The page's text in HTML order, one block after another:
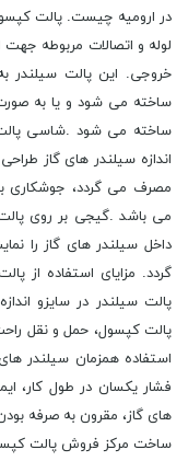
در ارومیه چیست. پالت
لوله و اتصالات مربوطه جهت
خروجی. این پالت سیلندر
ساخته می شود و یا به
ساخته می شود .شاسی پالت
اندازه سیلندر های گاز
مصرف می گردد، جوشکاری
می باشد .گیجی بر روی پالت
داخل سیلندر های گاز را
گردد. مزایای استفاده از
پالت سیلندر در سایزو
پالت کپسول، حمل و نقل
استفاده همزمان سیلندر
فشار یکسان در طول کار،
های گاز، مقرون به صرفه
ساخت مرکز فروش پالت